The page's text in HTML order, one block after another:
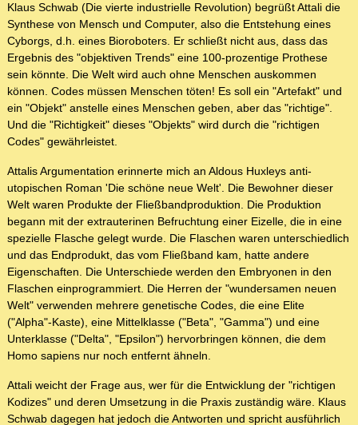
Klaus Schwab (Die vierte industrielle Revolution) begrüßt Attali die
Synthese von Mensch und Computer, also die Entstehung eines
Cyborgs, d.h. eines Bioroboters. Er schließt nicht aus, dass das
Ergebnis des "objektiven Trends" eine 100-prozentige Prothese
sein könnte. Die Welt wird auch ohne Menschen auskommen
können. Codes müssen Menschen töten! Es soll ein "Artefakt" und
ein "Objekt" anstelle eines Menschen geben, aber das "richtige".
Und die "Richtigkeit" dieses "Objekts" wird durch die "richtigen
Codes" gewährleistet.
Attalis Argumentation erinnerte mich an Aldous Huxleys anti-
utopischen Roman 'Die schöne neue Welt'. Die Bewohner dieser
Welt waren Produkte der Fließbandproduktion. Die Produktion
begann mit der extrauterinen Befruchtung einer Eizelle, die in eine
spezielle Flasche gelegt wurde. Die Flaschen waren unterschiedlich
und das Endprodukt, das vom Fließband kam, hatte andere
Eigenschaften. Die Unterschiede werden den Embryonen in den
Flaschen einprogrammiert. Die Herren der "wundersamen neuen
Welt" verwenden mehrere genetische Codes, die eine Elite
("Alpha"-Kaste), eine Mittelklasse ("Beta", "Gamma") und eine
Unterklasse ("Delta", "Epsilon") hervorbringen können, die dem
Homo sapiens nur noch entfernt ähneln.
Attali weicht der Frage aus, wer für die Entwicklung der "richtigen
Kodizes" und deren Umsetzung in die Praxis zuständig wäre. Klaus
Schwab dagegen hat jedoch die Antworten und spricht ausführlich